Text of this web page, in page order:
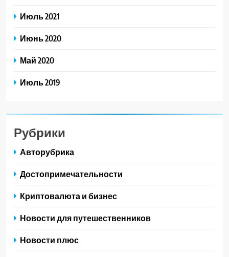
Июль 2021
Июнь 2020
Май 2020
Июль 2019
Рубрики
Авторубрика
Достопримечательности
Криптовалюта и бизнес
Новости для путешественников
Новости плюс